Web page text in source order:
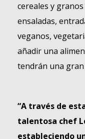
cereales y
ensaladas,
veganos,
añadir una
tendrán una gran
“A través de
talentosa chef
estableciendo